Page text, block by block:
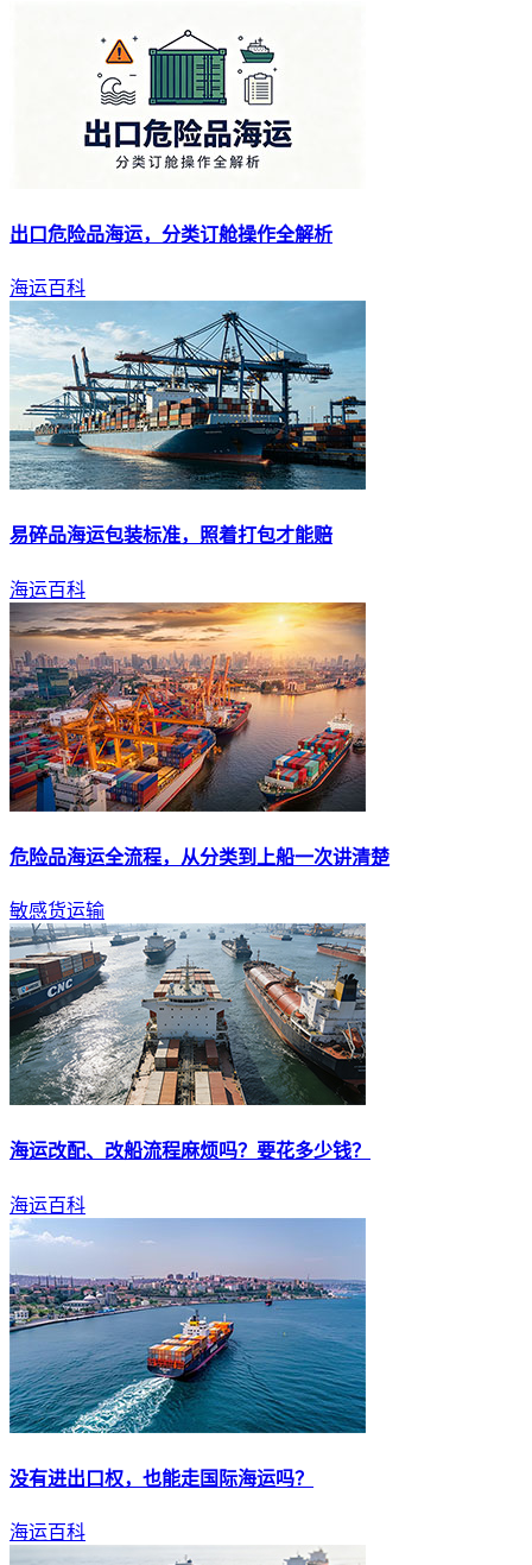
出口危险品海运，分类订舱操作全解析
海运百科
易碎品海运包装标准，照着打包才能赔
海运百科
危险品海运全流程，从分类到上船一次讲清楚
敏感货运输
海运改配、改船流程麻烦吗？要花多少钱？
海运百科
没有进出口权，也能走国际海运吗？
海运百科